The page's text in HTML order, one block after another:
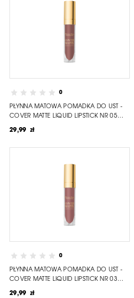
0
PŁYNNA MATOWA POMADKA DO UST -
COVER MATTE LIQUID LIPSTICK NR 05
ROSY BROWN
29,99 zł
0
PŁYNNA MATOWA POMADKA DO UST -
COVER MATTE LIQUID LIPSTICK NR 03
DUSTY ROSE
29,99 zł